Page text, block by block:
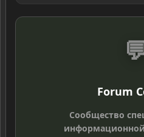
Forum
Сообщество
информационной